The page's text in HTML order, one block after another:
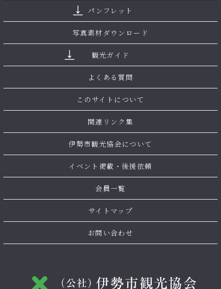
パンフレット
写真素材ダウンロード
観光ガイド
よくある質問
このサイトについて
関連リンク集
伊勢市観光協会について
イベント掲載・後援依頼
会員一覧
サイトマップ
お問い合わせ